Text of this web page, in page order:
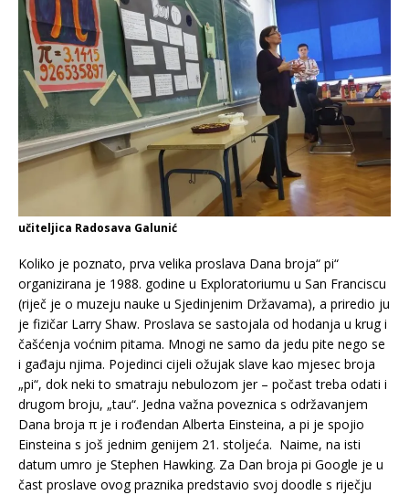
učiteljica Radosava Galunić
Koliko je poznato, prva velika proslava Dana broja“ pi“
organizirana je 1988. godine u Exploratoriumu u San Franciscu
(riječ je o muzeju nauke u Sjedinjenim Državama), a priredio ju
je fizičar Larry Shaw. Proslava se sastojala od hodanja u krug i
čašćenja voćnim pitama. Mnogi ne samo da jedu pite nego se
i gađaju njima. Pojedinci cijeli ožujak slave kao mjesec broja
„pi“, dok neki to smatraju nebulozom jer – počast treba odati i
drugom broju, „tau“. Jedna važna poveznica s održavanjem
Dana broja π je i rođendan Alberta Einsteina, a pi je spojio
Einsteina s još jednim genijem 21. stoljeća. Naime, na isti
datum umro je Stephen Hawking. Za Dan broja pi Google je u
čast proslave ovog praznika predstavio svoj doodle s riječju